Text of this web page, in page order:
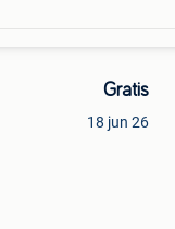
Gratis
18 jun 26